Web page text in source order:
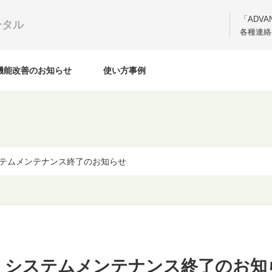
ル
「
各種連
能改善のお知らせ 使い方事例
ムメンテナンス終了のお知らせ
ステムメンテナンス終了のお知